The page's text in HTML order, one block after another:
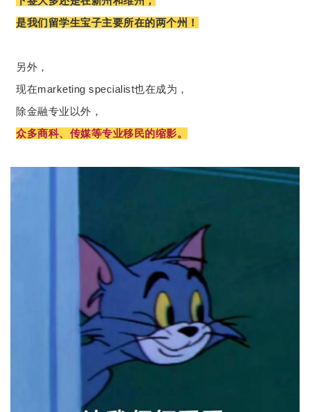
是我们留学生宝子主要所在的两个州！
另外，
现在marketing specialist也在成为，
除金融专业以外，
众多商科、传媒等专业移民的缩影。